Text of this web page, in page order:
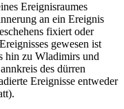
Ereignisraumes
an ein Ereignis
fixiert oder
gewesen ist
hin zu Wladimirs und
des dürren
Ereignisse entweder